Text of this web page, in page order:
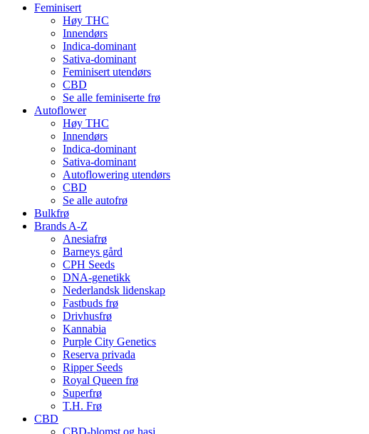
Feminisert
Høy THC
Innendørs
Indica-dominant
Sativa-dominant
Feminisert utendørs
CBD
Se alle feminiserte frø
Autoflower
Høy THC
Innendørs
Indica-dominant
Sativa-dominant
Autoflowering utendørs
CBD
Se alle autofrø
Bulkfrø
Brands A-Z
Anesiafrø
Barneys gård
CPH Seeds
DNA-genetikk
Nederlandsk lidenskap
Fastbuds frø
Drivhusfrø
Kannabia
Purple City Genetics
Reserva privada
Ripper Seeds
Royal Queen frø
Superfrø
T.H. Frø
CBD
CBD-blomst og hasj